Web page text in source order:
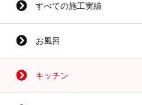
すべての施工実績
お風呂
キッチン